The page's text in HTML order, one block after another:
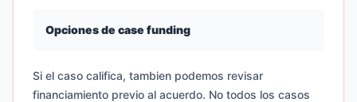
Opciones de case funding
Si el caso califica, tambien podemos revisar
financiamiento previo al acuerdo. No todos los casos